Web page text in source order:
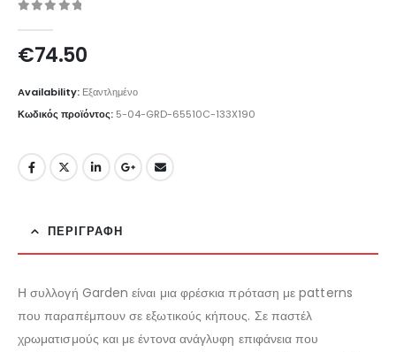
€74.50
Availability: Εξαντλημένο
Κωδικός προϊόντος: 5-04-GRD-65510C-133X190
ΠΕΡΙΓΡΑΦΉ
Η συλλογή Garden είναι μια φρέσκια πρόταση με patterns
που παραπέμπουν σε εξωτικούς κήπους. Σε παστέλ
χρωματισμούς και με έντονα ανάγλυφη επιφάνεια που